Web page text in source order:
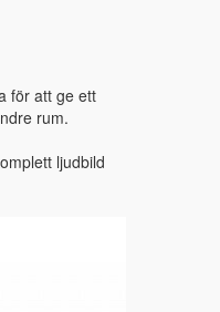
för att ge ett
rum.
ljudbild